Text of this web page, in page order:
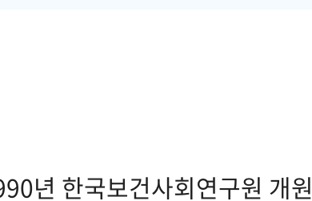
년 한국보건사회연구원 개원